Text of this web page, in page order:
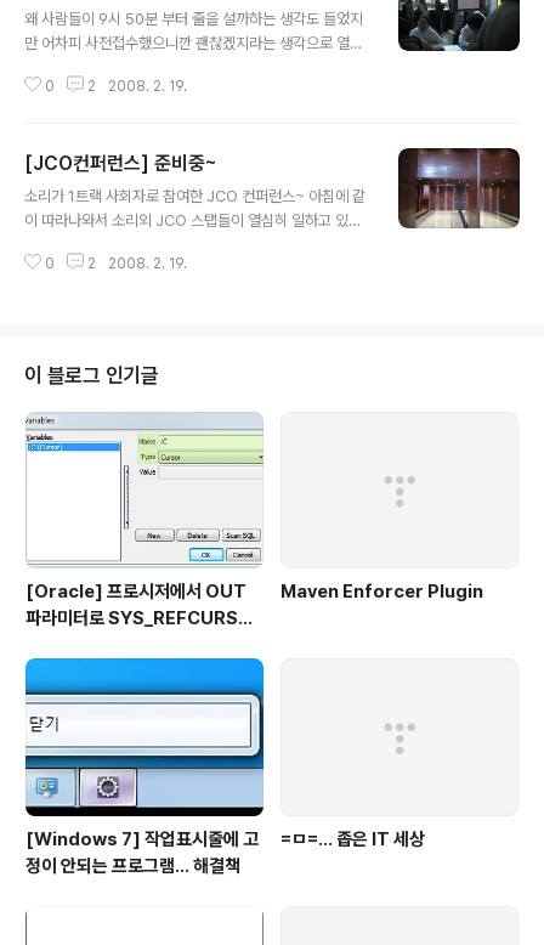
왜 사람들이 9시 50분 부터 줄을 설까하는 생각도 들었지
만 어차피 사전접수했으니깐 괜찮겠지라는 생각으로 열심
람들이;;; 후덜덜덜;;; 10시 14분인뎅;;; 시간이 지나면 지날
할때 해야지라는 생각으로 좀 늦게갔을 뿐인데...
0 2 2008. 2. 19.
[JCO컨퍼런스] 준비중~
소리가 1트랙 사회자로 참여한 JCO 컨퍼런스~ 아침에 같
이 따라나와서 소리외 JCO 스탭들이 열심히 일하고 있을
부스들도 준비 중인 곳을 비집고 들어가서 찰칵~ 아직까지
0 2 2008. 2. 19.
이 블로그 인기글
[Oracle] 프로시저에서 OUT
파라미터로 SYS_REFCURSO
Maven Enforcer Plugin
[Windows 7] 작업표시줄에 고
정이 안되는 프로그램... 해결책
=ㅁ=... 좁은 IT 세상